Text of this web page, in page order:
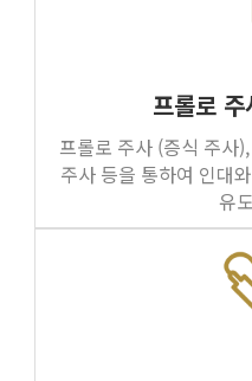
프롤로
프롤로 주사 (증식 주사
주사 등을 통하여 인대
유